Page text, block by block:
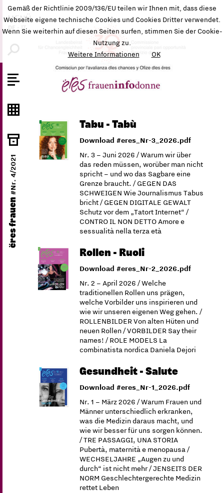
MENÜ
DE - IT
ëres frauen
#Nr. 4/2021
Tabu - Tabù
Download #eres_Nr-3_2026.pdf
Nr. 3 – Juni 2026 / Warum wir über
das reden müssen, worüber man nicht
spricht – und wo das Sagbare eine
Grenze braucht. / GEGEN DAS
SCHWEIGEN Wie Journalismus Tabus
bricht / GEGEN DIGITALE GEWALT
Schutz vor dem „Tatort Internet“ /
CONTRO IL NON DETTO Amore e
sessualità nella terza età
Rollen - Ruoli
Download #eres_Nr-2_2026.pdf
Nr. 2 – April 2026 / Welche
traditionellen Rollen uns prägen,
welche Vorbilder uns inspirieren und
wie wir unseren eigenen Weg gehen. /
ROLLENBILDER Von alten Hüten und
neuen Rollen / VORBILDER Say their
names! / ROLE MODELS La
combinatista nordica Daniela Dejori
Gesundheit - Salute
Download #eres_Nr-1_2026.pdf
Nr. 1 – März 2026 / Warum Frauen und
Männer unterschiedlich erkranken,
was die Medizin daraus macht, und
wie wir besser für uns sorgen können.
/ TRE PASSAGGI, UNA STORIA
Pubertà, maternità e menopausa /
WECHSELJAHRE „Augen zu und
durch“ ist nicht mehr / JENSEITS DER
NORM Geschlechtergerechte Medizin
rettet Leben
Gemäß der Richtlinie 2009/136/EU teilen wir Ihnen mit, dass diese
Webseite eigene technische Cookies und Cookies Dritter verwendet.
Wenn Sie weiterhin auf diesen Seiten surfen, stimmen Sie der Cookie-
Nutzung zu.
Weitere Informationen
OK